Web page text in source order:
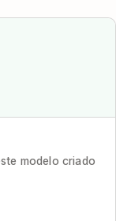
modelo criado